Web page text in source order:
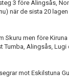
3 före Alingsås,
när de sista 20
Skuru men före
Tumba, Alingsås, Lugi
mot Eskilstuna